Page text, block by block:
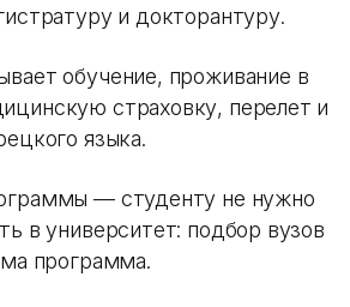
и докторантуру.
обучение, проживание в
страховку, перелет и
языка.
— студенту не нужно
в университет: подбор вузов
программа.